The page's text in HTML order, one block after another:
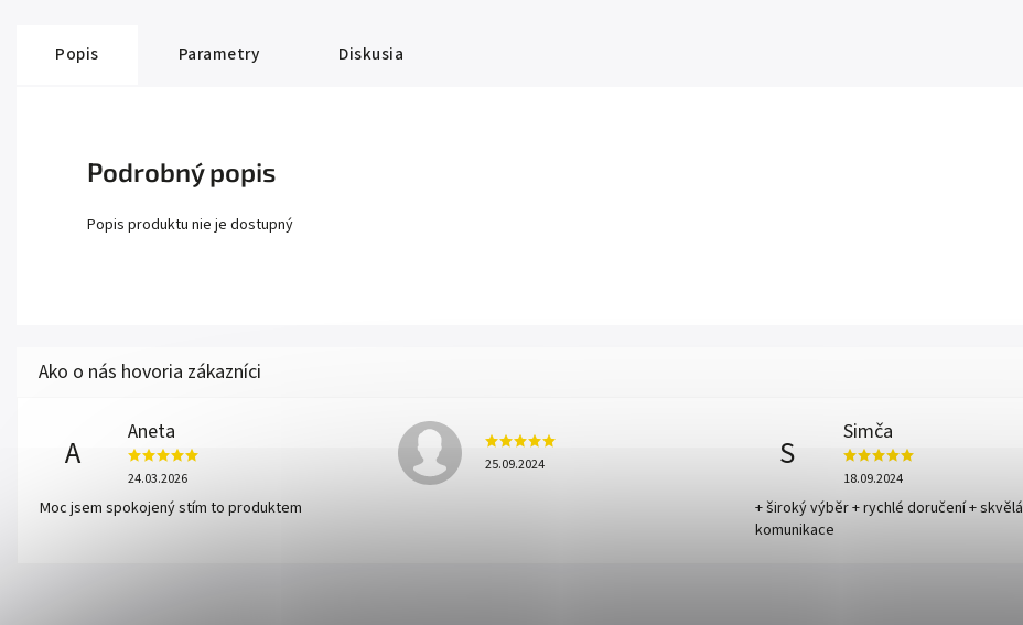
Popis Parametry Diskusia
Podrobný popis
Popis produktu nie je dostupný
A
Aneta
24.03.2026
Moc jsem spokojený stím to produktem
25.09.2024 S
Simča
18.09.2024
+ široký výběr + rychlé doručení + skvělá
komunikace